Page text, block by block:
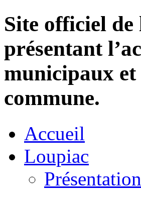
Site officiel
présentant
municipaux
commune.
Accueil
Loupiac
Présentation